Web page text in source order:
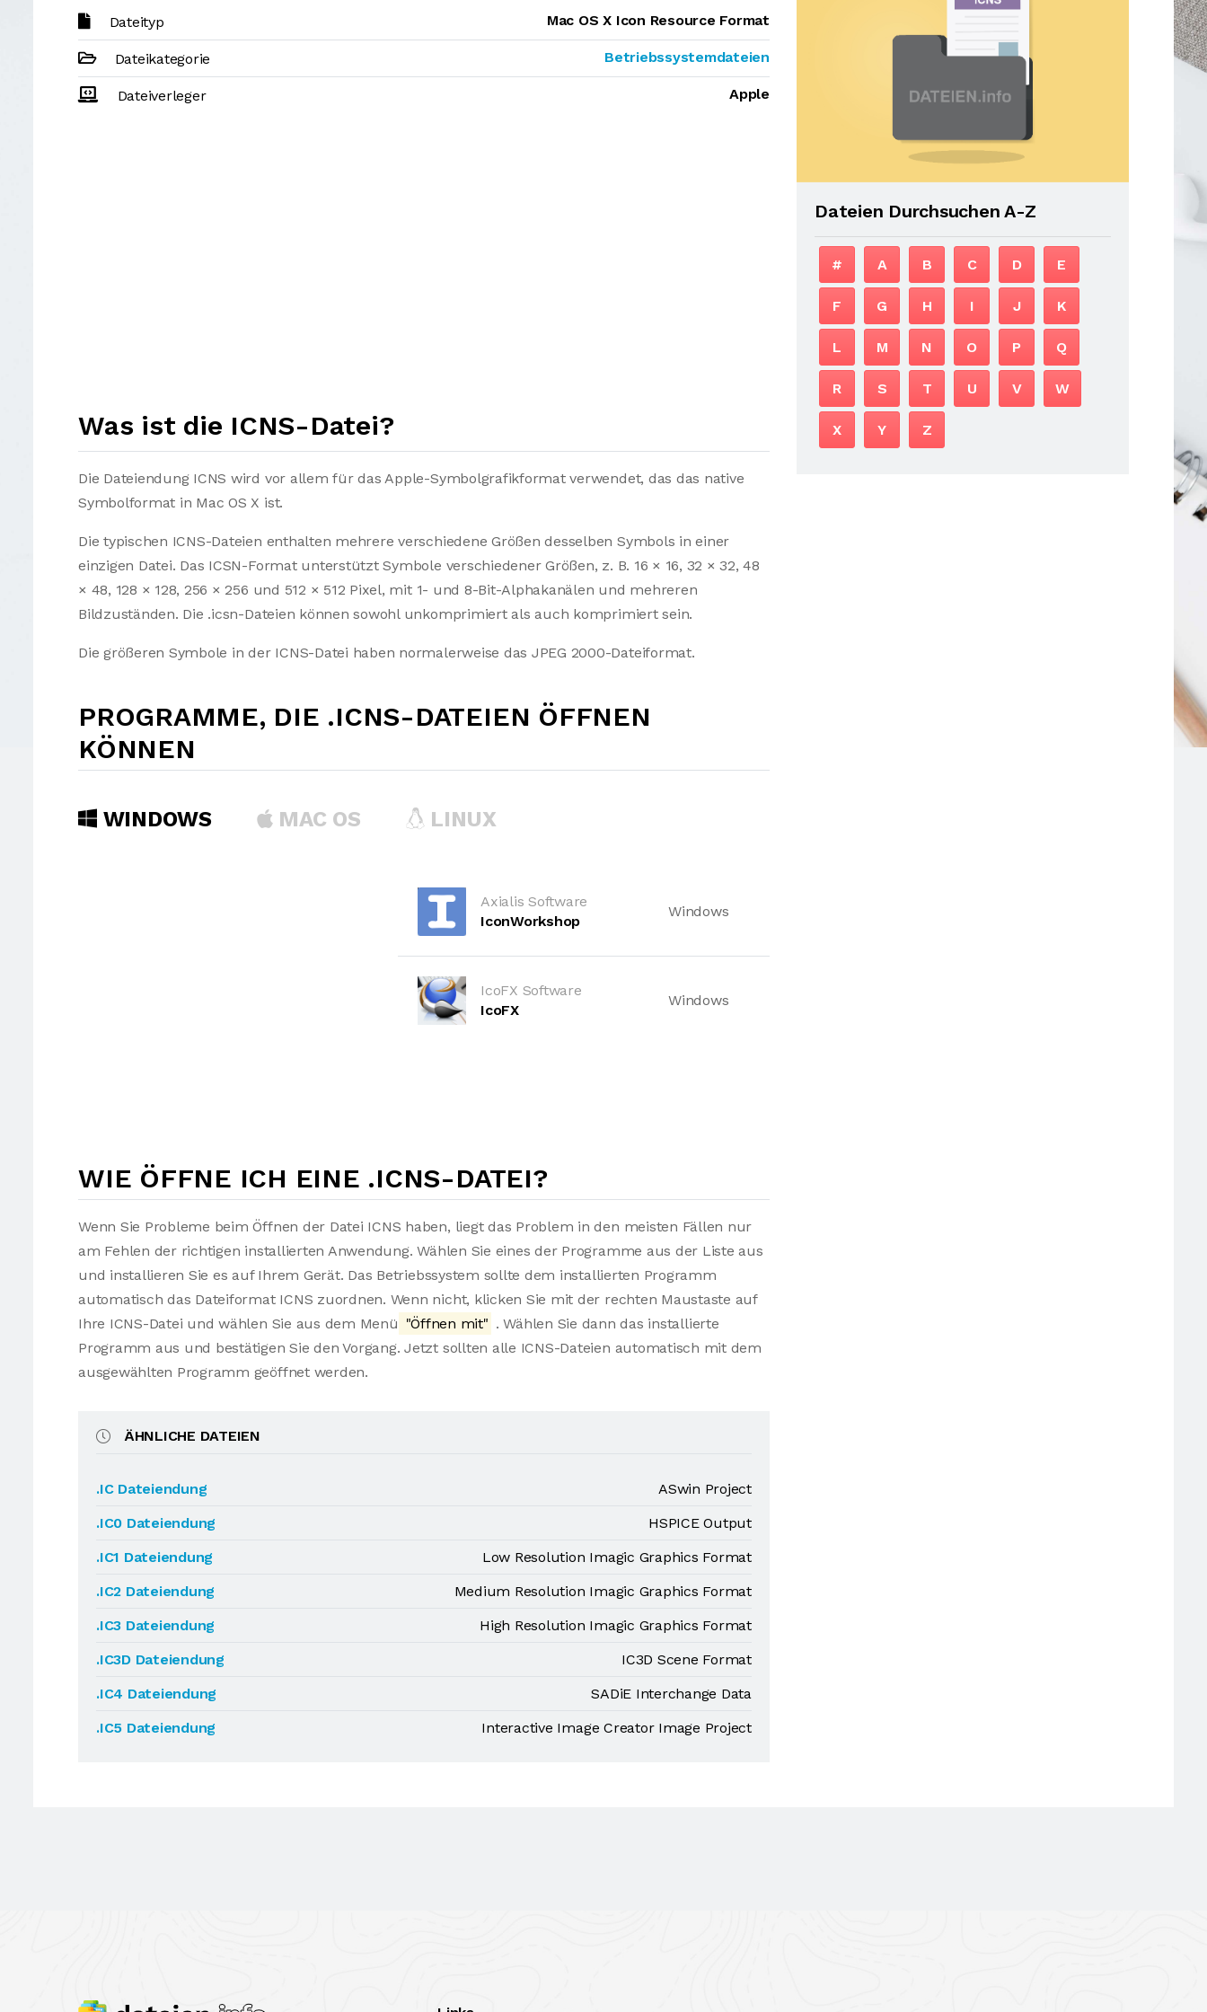
Dateityp Mac OS X Icon Resource Format
Dateikategorie Betriebssystemdateien
Dateiverleger Apple
Was ist die ICNS-Datei?
Die Dateiendung ICNS wird vor allem für das Apple-Symbolgrafikformat verwendet, das das native
Symbolformat in Mac OS X ist.
Die typischen ICNS-Dateien enthalten mehrere verschiedene Größen desselben Symbols in einer
einzigen Datei. Das ICSN-Format unterstützt Symbole verschiedener Größen, z. B. 16 × 16, 32 × 32, 48
× 48, 128 × 128, 256 × 256 und 512 × 512 Pixel, mit 1- und 8-Bit-Alphakanälen und mehreren
Bildzuständen. Die .icsn-Dateien können sowohl unkomprimiert als auch komprimiert sein.
Die größeren Symbole in der ICNS-Datei haben normalerweise das JPEG 2000-Dateiformat.
PROGRAMME, DIE .ICNS-DATEIEN ÖFFNEN
KÖNNEN
WINDOWS MAC OS LINUX
Axialis Software
IconWorkshop
Windows
IcoFX Software
IcoFX
Windows
WIE ÖFFNE ICH EINE .ICNS-DATEI?
Wenn Sie Probleme beim Öffnen der Datei ICNS haben, liegt das Problem in den meisten Fällen nur
am Fehlen der richtigen installierten Anwendung. Wählen Sie eines der Programme aus der Liste aus
und installieren Sie es auf Ihrem Gerät. Das Betriebssystem sollte dem installierten Programm
automatisch das Dateiformat ICNS zuordnen. Wenn nicht, klicken Sie mit der rechten Maustaste auf
Ihre ICNS-Datei und wählen Sie aus dem Menü "Öffnen mit" . Wählen Sie dann das installierte
Programm aus und bestätigen Sie den Vorgang. Jetzt sollten alle ICNS-Dateien automatisch mit dem
ausgewählten Programm geöffnet werden.
ÄHNLICHE DATEIEN
.IC Dateiendung
ASwin Project
.IC0 Dateiendung
HSPICE Output
.IC1 Dateiendung
Low Resolution Imagic Graphics Format
.IC2 Dateiendung
Medium Resolution Imagic Graphics Format
.IC3 Dateiendung
High Resolution Imagic Graphics Format
.IC3D Dateiendung
IC3D Scene Format
.IC4 Dateiendung
SADiE Interchange Data
.IC5 Dateiendung
Interactive Image Creator Image Project
Dateien Durchsuchen A-Z
# A B C D E
F G H I J K
L M N O P Q
R S T U V W
X Y Z